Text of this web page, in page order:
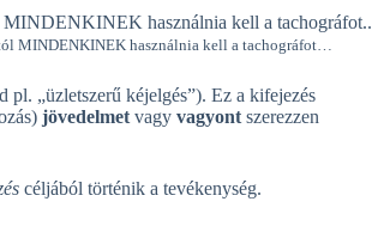
MINDENKINEK használnia kell a tachográfot…
pl. „üzletszerű kéjelgés”). Ez a kifejezés
jövedelmet vagy vagyont szerezzen
céljából történik a tevékenység.